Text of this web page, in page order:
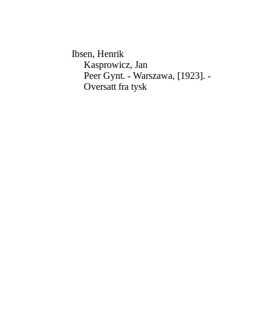
Ibsen, Henrik
Kasprowicz, Jan
Peer Gynt. - Warszawa, [1923]. -
Oversatt fra tysk